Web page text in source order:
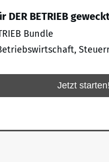
BETRIEB
Bundle
Jetzt starten!